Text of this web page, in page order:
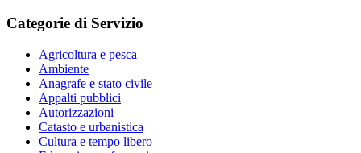
Categorie di Servizio
Agricoltura e pesca
Ambiente
Anagrafe e stato civile
Appalti pubblici
Autorizzazioni
Catasto e urbanistica
Cultura e tempo libero